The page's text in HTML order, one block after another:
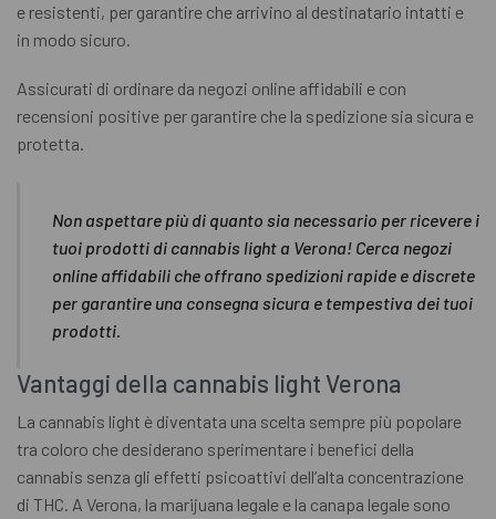
e resistenti, per garantire che arrivino al destinatario intatti e
in modo sicuro.
Assicurati di ordinare da negozi online affidabili e con
recensioni positive per garantire che la spedizione sia sicura e
protetta.
Non aspettare più di quanto sia necessario per ricevere i
tuoi prodotti di cannabis light a Verona! Cerca negozi
online affidabili che offrano spedizioni rapide e discrete
per garantire una consegna sicura e tempestiva dei tuoi
prodotti.
Vantaggi della cannabis light Verona
La cannabis light è diventata una scelta sempre più popolare
tra coloro che desiderano sperimentare i benefici della
cannabis senza gli effetti psicoattivi dell’alta concentrazione
di THC. A Verona, la marijuana legale e la canapa legale sono